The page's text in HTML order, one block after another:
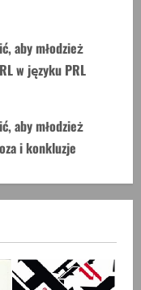
aby młodzież
w języku PRL
aby młodzież
i konkluzje